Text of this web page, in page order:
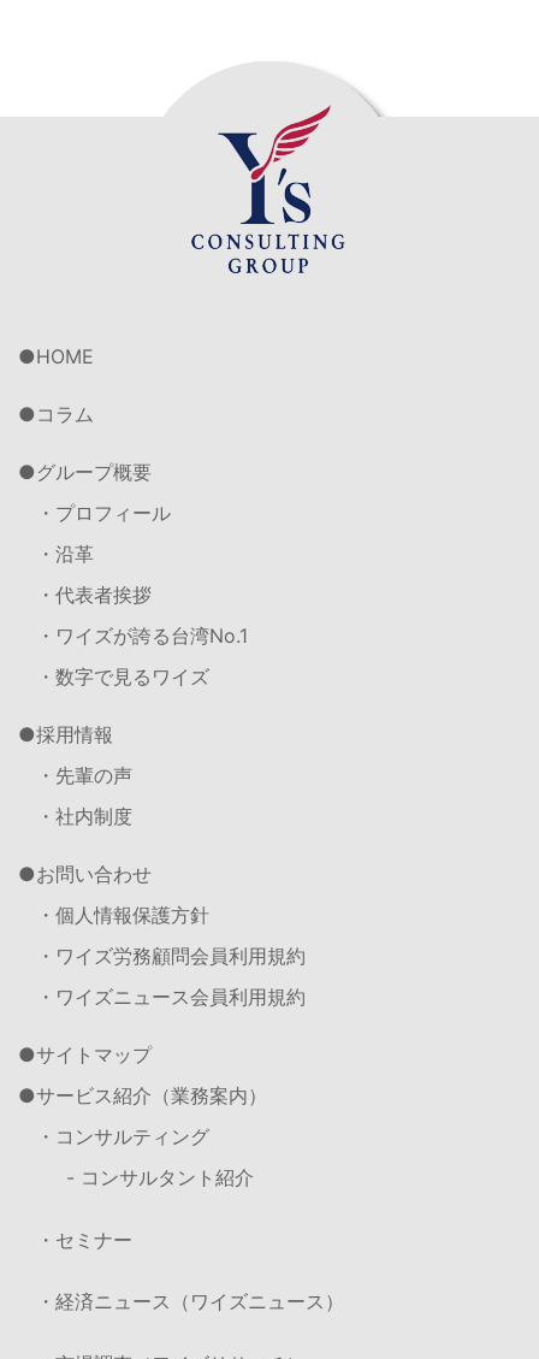
HOME
コラム
グループ概要
・プロフィール
・沿革
・代表者挨拶
・ワイズが誇る台湾No.1
・数字で見るワイズ
採用情報
・先輩の声
・社内制度
お問い合わせ
・個人情報保護方針
・ワイズ労務顧問会員利用規約
・ワイズニュース会員利用規約
サイトマップ
サービス紹介（業務案内）
・コンサルティング
- コンサルタント紹介
・セミナー
・経済ニュース（ワイズニュース）